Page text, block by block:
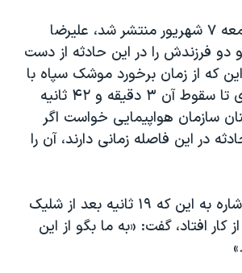
نوبل صلح
آمریکا «سی‌پک»
به چین
در این ویدئو که جمعه ۷ شهریور منتشر شد، علیرضا
فرزندش را در این حادثه از دست
که از زمان برخورد موشک سپاه با
هواپیمای مسافربری تا سقوط آن ۳ دقیقه و ۴۲ ثانیه
سازمان هواپیمایی خواست اگر
در این فاصله زمانی دارند، آن را
او در این ویدئو با اشاره به این که ۱۹ ثانیه بعد از شلیک
افتاد، گفت: «به ما بگو از این